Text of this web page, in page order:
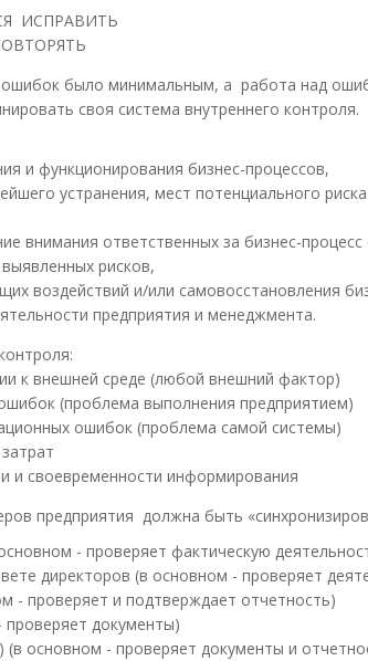
ИСПРАВИТЬ
было минимальным, а работа над
своя система внутреннего контроля.
и функционирования бизнес-процессов,
устранения, мест потенциального
внимания ответственных за бизнес-
рисков,
воздействий и/или самовосстановления
предприятия и менеджмента.
к внешней среде (любой внешний фактор)
(проблема выполнения предприятием)
ошибок (проблема самой системы)
и своевременности информирования
предприятия должна быть
- проверяет фактическую
директоров (в основном - проверяет
- проверяет и подтверждает отчетность)
проверяет документы)
(в основном - проверяет документы и